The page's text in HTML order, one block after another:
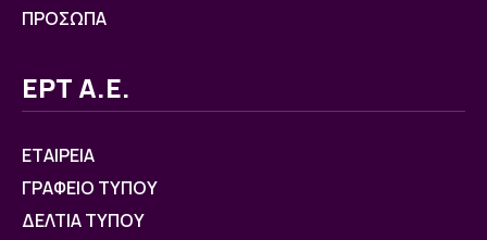
ΠΡΟΣΩΠΑ
ΕΡΤ Α.Ε.
ΕΤΑΙΡΕΙΑ
ΓΡΑΦΕΙΟ ΤΥΠΟΥ
ΔΕΛΤΙΑ ΤΥΠΟΥ